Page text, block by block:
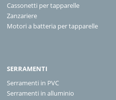
Cassonetti per tapparelle
Zanzariere
Motori a batteria per tapparelle
SERRAMENTI
Serramenti in PVC
Serramenti in alluminio